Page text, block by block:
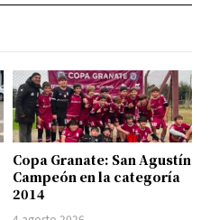
Copa Granate: San Agustín
Campeón en la categoría
2014